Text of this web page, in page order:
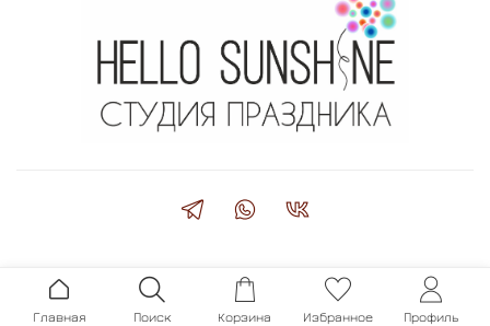
Главная Поиск Корзина Избранное Профиль